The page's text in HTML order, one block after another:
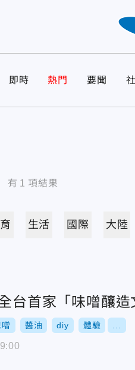
即時 熱門 要聞
有 1 項結果
生活 國際 大陸
台首家「味噌釀
醬油 diy 體驗